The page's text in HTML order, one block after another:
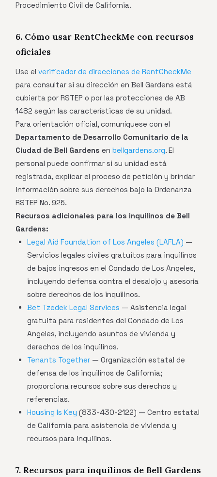
Procedimiento Civil de California.
6. Cómo usar RentCheckMe con recursos
oficiales
Use el verificador de direcciones de RentCheckMe
para consultar si su dirección en Bell Gardens está
cubierta por RSTEP o por las protecciones de AB
1482 según las características de su unidad.
Para orientación oficial, comuníquese con el
Departamento de Desarrollo Comunitario de la
Ciudad de Bell Gardens en bellgardens.org. El
personal puede confirmar si su unidad está
registrada, explicar el proceso de petición y brindar
información sobre sus derechos bajo la Ordenanza
RSTEP No. 925.
Recursos adicionales para los inquilinos de Bell
Gardens:
Legal Aid Foundation of Los Angeles (LAFLA) —
Servicios legales civiles gratuitos para inquilinos
de bajos ingresos en el Condado de Los Angeles,
incluyendo defensa contra el desalojo y asesoría
sobre derechos de los inquilinos.
Bet Tzedek Legal Services — Asistencia legal
gratuita para residentes del Condado de Los
Angeles, incluyendo asuntos de vivienda y
derechos de los inquilinos.
Tenants Together — Organización estatal de
defensa de los inquilinos de California;
proporciona recursos sobre sus derechos y
referencias.
Housing Is Key (833-430-2122) — Centro estatal
de California para asistencia de vivienda y
recursos para inquilinos.
7. Recursos para inquilinos de Bell Gardens